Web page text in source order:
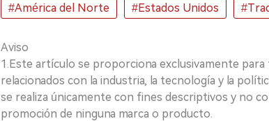
#América del Norte #Estados Unidos
Aviso
1.Este artículo se proporciona exclusivamente
relacionados con la industria, la tecnología y la
se realiza únicamente con fines descriptivos y no
promoción de ninguna marca o producto.